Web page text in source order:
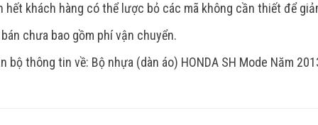
hết khách hàng có thể lược bỏ các mã không cần thiết để
bán chưa bao gồm phí vận chuyển.
bộ thông tin về: Bộ nhựa (dàn áo) HONDA SH Mode Năm